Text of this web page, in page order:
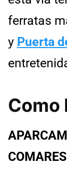
ferratas
y Puerta
Como
COMARES